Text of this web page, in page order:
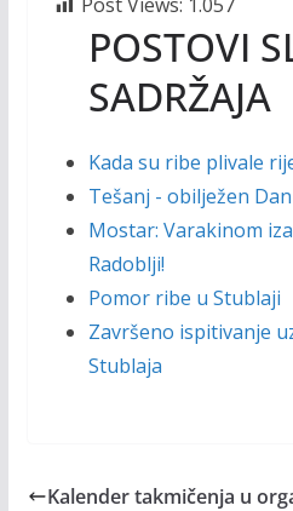
POSTOVI
SADRŽAJA
Kada su ribe plivale
Tešanj - obilježen
Mostar: Varakinom
Radoblji!
Pomor ribe u Stublaji
Završeno ispitivanje
Stublaja
Kalender takmičenja u